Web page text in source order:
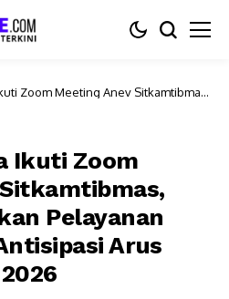
Zoom Meeting Anev Sitkamtibmas,
Ikuti Zoom
Pelayanan
Arus